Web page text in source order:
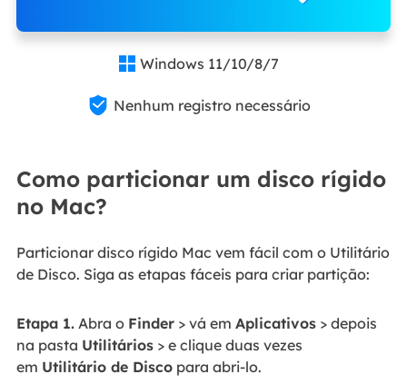
 Windows 11/10/8/7
 Nenhum registro necessário
Como particionar um disco rígido
no Mac?
Particionar disco rígido Mac vem fácil com o Utilitário
de Disco. Siga as etapas fáceis para criar partição:
Etapa 1.Abra o Finder> vá em Aplicativos> depois
na pasta Utilitários> e clique duas vezes
em Utilitário de Discopara abri-lo.